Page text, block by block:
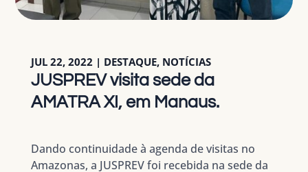
JUSPREV visita sede da
AMATRA XI, em Manaus.
JUL 22, 2022 | DESTAQUE, NOTÍCIAS
Dando continuidade à agenda de visitas no
Amazonas, a JUSPREV foi recebida na sede da